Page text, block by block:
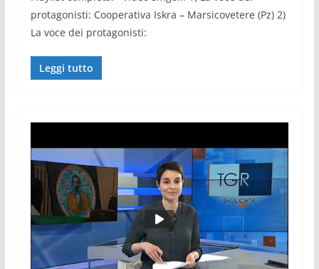
protagonisti: Cooperativa Iskra – Marsicovetere (Pz) 2)
La voce dei protagonisti:
Leggi tutto